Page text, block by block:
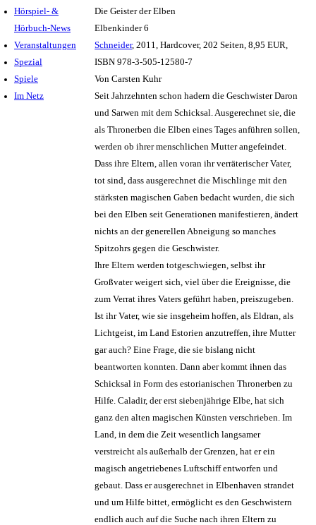
Hörspiel- &
Hörbuch-News
Veranstaltungen
Spezial
Spiele
Im Netz
Die Geister der Elben
Elbenkinder 6
Schneider, 2011, Hardcover, 202 Seiten, 8,95 EUR,
ISBN 978-3-505-12580-7
Von Carsten Kuhr
Seit Jahrzehnten schon hadern die Geschwister Daron
und Sarwen mit dem Schicksal. Ausgerechnet sie, die
als Thronerben die Elben eines Tages anführen sollen,
werden ob ihrer menschlichen Mutter angefeindet.
Dass ihre Eltern, allen voran ihr verräterischer Vater,
tot sind, dass ausgerechnet die Mischlinge mit den
stärksten magischen Gaben bedacht wurden, die sich
bei den Elben seit Generationen manifestieren, ändert
nichts an der generellen Abneigung so manches
Spitzohrs gegen die Geschwister.
Ihre Eltern werden totgeschwiegen, selbst ihr
Großvater weigert sich, viel über die Ereignisse, die
zum Verrat ihres Vaters geführt haben, preiszugeben.
Ist ihr Vater, wie sie insgeheim hoffen, als Eldran, als
Lichtgeist, im Land Estorien anzutreffen, ihre Mutter
gar auch? Eine Frage, die sie bislang nicht
beantworten konnten. Dann aber kommt ihnen das
Schicksal in Form des estorianischen Thronerben zu
Hilfe. Caladir, der erst siebenjährige Elbe, hat sich
ganz den alten magischen Künsten verschrieben. Im
Land, in dem die Zeit wesentlich langsamer
verstreicht als außerhalb der Grenzen, hat er ein
magisch angetriebenes Luftschiff entworfen und
gebaut. Dass er ausgerechnet in Elbenhaven strandet
und um Hilfe bittet, ermöglicht es den Geschwistern
endlich auch auf die Suche nach ihren Eltern zu